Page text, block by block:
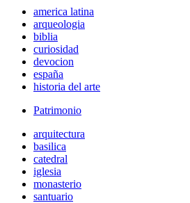
america latina
arqueologia
biblia
curiosidad
devocion
españa
historia del arte
Patrimonio
arquitectura
basilica
catedral
iglesia
monasterio
santuario